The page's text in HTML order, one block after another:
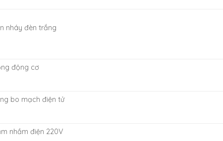
nháy đèn trắng
động cơ
bo mạch điện tử
nhầm điện 220V